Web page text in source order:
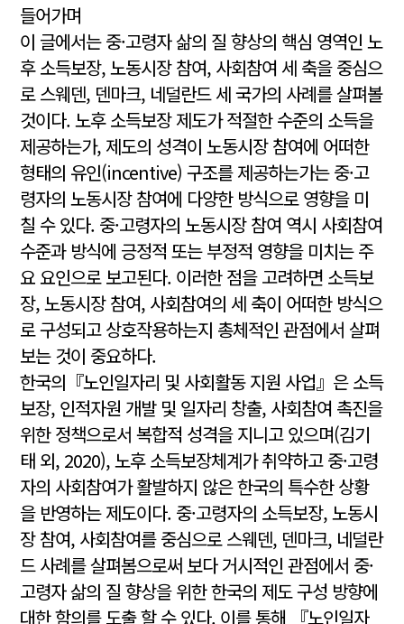
들어가며
이 글에서는 중·고령자 삶의 질 향상의 핵심 영역인 노
후 소득보장, 노동시장 참여, 사회참여 세 축을 중심으
로 스웨덴, 덴마크, 네덜란드 세 국가의 사례를 살펴볼
것이다. 노후 소득보장 제도가 적절한 수준의 소득을
제공하는가, 제도의 성격이 노동시장 참여에 어떠한
형태의 유인(incentive) 구조를 제공하는가는 중·고
령자의 노동시장 참여에 다양한 방식으로 영향을 미
칠 수 있다. 중·고령자의 노동시장 참여 역시 사회참여
수준과 방식에 긍정적 또는 부정적 영향을 미치는 주
요 요인으로 보고된다. 이러한 점을 고려하면 소득보
장, 노동시장 참여, 사회참여의 세 축이 어떠한 방식으
로 구성되고 상호작용하는지 총체적인 관점에서 살펴
보는 것이 중요하다.
한국의『노인일자리 및 사회활동 지원 사업』은 소득
보장, 인적자원 개발 및 일자리 창출, 사회참여 촉진을
위한 정책으로서 복합적 성격을 지니고 있으며(김기
태 외, 2020), 노후 소득보장체계가 취약하고 중·고령
자의 사회참여가 활발하지 않은 한국의 특수한 상황
을 반영하는 제도이다. 중·고령자의 소득보장, 노동시
장 참여, 사회참여를 중심으로 스웨덴, 덴마크, 네덜란
드 사례를 살펴봄으로써 보다 거시적인 관점에서 중·
고령자 삶의 질 향상을 위한 한국의 제도 구성 방향에
대한 함의를 도출 할 수 있다. 이를 통해 『노인일자